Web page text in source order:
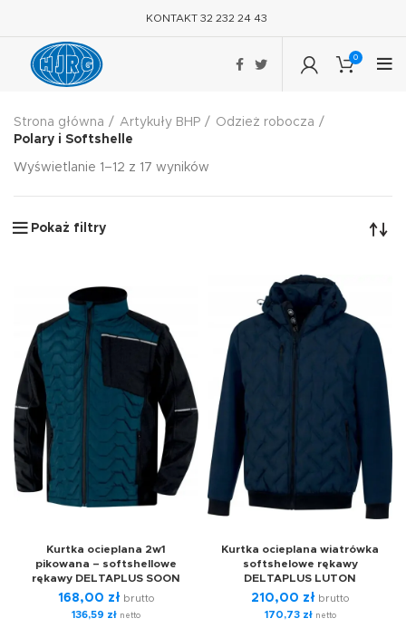
KONTAKT 32 232 24 43
0
Strona główna Artykuły BHP
Odzież robocza
Polary i Softshelle
Wyświetlanie 1–12 z 17 wyników
Pokaż filtry
Kurtka ocieplana 2w1
pikowana – softshellowe
rękawy DELTAPLUS SOON
168,00 zł brutto
136,59 zł netto
Kurtka ocieplana wiatrówka
softshelowe rękawy
DELTAPLUS LUTON
210,00 zł brutto
170,73 złnetto